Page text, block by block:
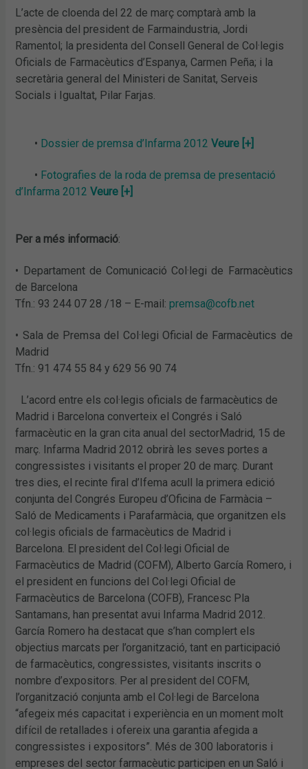
L’acte de cloenda del 22 de març comptarà amb la
presència del president de Farmaindustria, Jordi
Ramentol; la presidenta del Consell General de Col·legis
Oficials de Farmacèutics d’Espanya, Carmen Peña; i la
secretària general del Ministeri de Sanitat, Serveis
Socials i Igualtat, Pilar Farjas.
• Dossier de premsa d’Infarma 2012Veure [+]
• Fotografies de la roda de premsa de presentació
d’Infarma 2012Veure [+]
Per a més informació:
• Departament de Comunicació Col·legi de Farmacèutics
de Barcelona
Tfn.: 93 244 07 28 /18 – E-mail:premsa@cofb.net
• Sala de Premsa del Col·legi Oficial de Farmacèutics de
Madrid
Tfn.: 91 474 55 84 y 629 56 90 74
L’acord entre els col·legis oficials de farmacèutics de
Madrid i Barcelona converteix el Congrés i Saló
farmacèutic en la gran cita anual del sectorMadrid, 15 de
març. Infarma Madrid 2012 obrirà les seves portes a
congressistes i visitants el proper 20 de març. Durant
tres dies, el recinte firal d’Ifema acull la primera edició
conjunta del Congrés Europeu d’Oficina de Farmàcia –
Saló de Medicaments i Parafarmàcia, que organitzen els
col·legis oficials de farmacèutics de Madrid i
Barcelona. El president del Col·legi Oficial de
Farmacèutics de Madrid (COFM), Alberto García Romero, i
el president en funcions del Col·legi Oficial de
Farmacèutics de Barcelona (COFB), Francesc Pla
Santamans, han presentat avui Infarma Madrid 2012.
García Romero ha destacat que s’han complert els
objectius marcats per l’organització, tant en participació
de farmacèutics, congressistes, visitants inscrits o
nombre d’expositors. Per al president del COFM,
l’organització conjunta amb el Col·legi de Barcelona
“afegeix més capacitat i experiència en un moment molt
difícil de retallades i ofereix una garantia afegida a
congressistes i expositors”. Més de 300 laboratoris i
empreses del sector farmacèutic participen en un Saló i